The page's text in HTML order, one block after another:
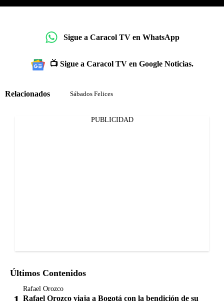
Sigue a Caracol TV en WhatsApp
📺 Sigue a Caracol TV en Google Noticias.
Relacionados Sábados Felices
PUBLICIDAD
Últimos Contenidos
Rafael Orozco
Rafael Orozco viaja a Bogotá con la bendición de su